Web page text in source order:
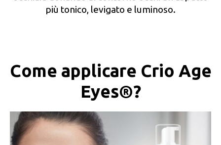
più tonico, levigato e luminoso.
Come applicare Crio Age
Eyes®?